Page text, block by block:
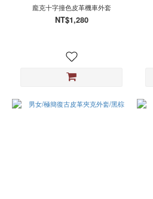
龐克十字撞色皮革機車外套
NT$1,280